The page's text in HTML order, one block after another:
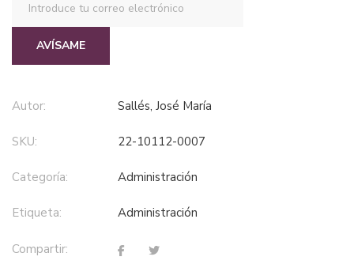
AVÍSAME
Autor: Sallés, José María
SKU: 22-10112-0007
Categoría: administración
Etiqueta: administración
Compartir: